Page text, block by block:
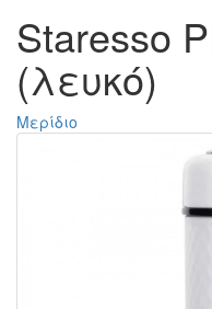
Staresso
(λευκό)
Μερίδιο